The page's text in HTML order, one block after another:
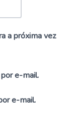
a próxima vez
e-mail.
e-mail.